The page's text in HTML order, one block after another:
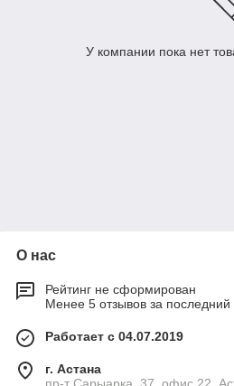
У компании пока нет
О нас
Рейтинг не сформирован
Менее 5 отзывов за последний
Работает с 04.07.2019
г. Астана